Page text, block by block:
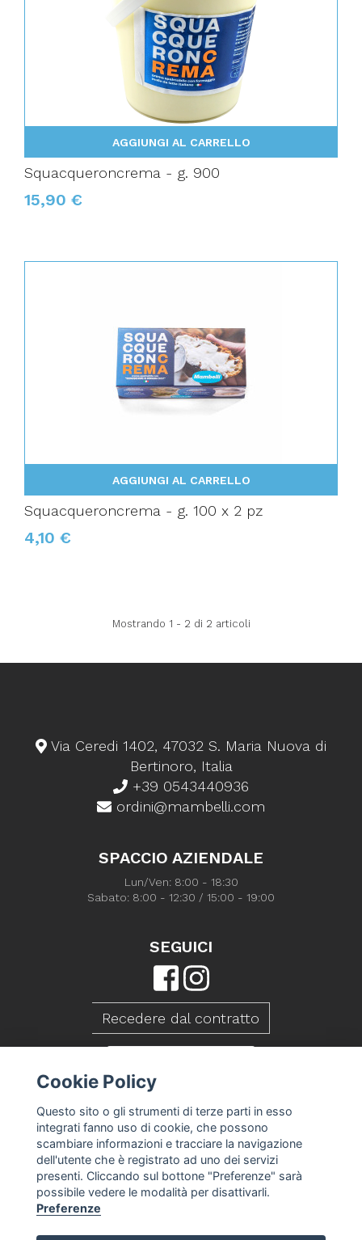
AGGIUNGI AL CARRELLO
Squacqueroncrema - g. 900
15,90 €
AGGIUNGI AL CARRELLO
Squacqueroncrema - g. 100 x 2 pz
4,10 €
Mostrando 1 - 2 di 2 articoli
Via Ceredi 1402, 47032 S. Maria Nuova di
Bertinoro, Italia
+39 0543440936
ordini@mambelli.com
SPACCIO AZIENDALE
Lun/Ven: 8:00 - 18:30
Sabato: 8:00 - 12:30 / 15:00 - 19:00
SEGUICI
Recedere dal contratto
Cookie Policy
Questo sito o gli strumenti di terze parti in esso
integrati fanno uso di cookie, che possono
scambiare informazioni e tracciare la navigazione
dell'utente che è registrato ad uno dei servizi
presenti. Cliccando sul bottone "Preferenze" sarà
possibile vedere le modalità per disattivarli.
Preferenze